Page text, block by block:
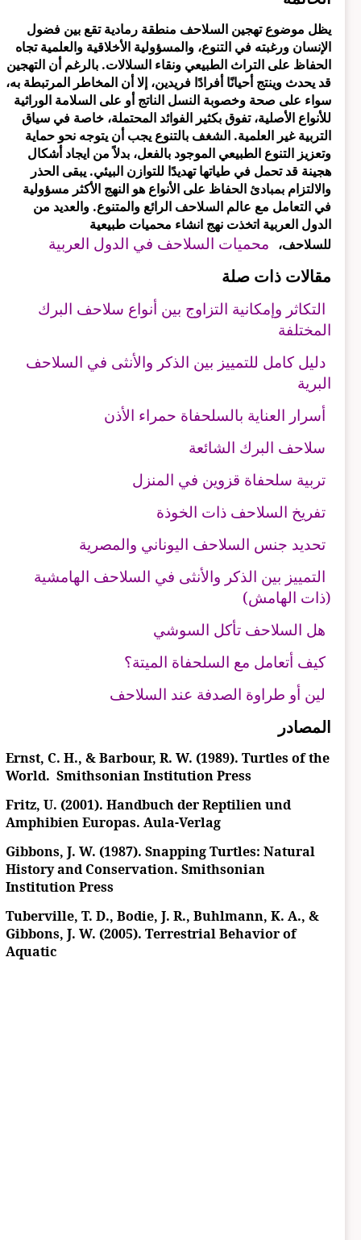
يظل موضوع تهجين السلاحف منطقة رمادية تقع بين فضول
الإنسان ورغبته في التنوع، والمسؤولية الأخلاقية والعلمية تجاه
الحفاظ على التراث الطبيعي ونقاء السلالات. بالرغم أن التهجين
قد يحدث وينتج أحيانًا أفرادًا فريدين، إلا أن المخاطر المرتبطة به،
سواء على صحة وخصوبة النسل الناتج أو على السلامة الوراثية
للأنواع الأصلية، تفوق بكثير الفوائد المحتملة، خاصة في سياق
التربية غير العلمية. الشغف بالتنوع يجب أن يتوجه نحو حماية
وتعزيز التنوع الطبيعي الموجود بالفعل، بدلاً من ايجاد أشكال
هجينة قد تحمل في طياتها تهديدًا للتوازن البيئي. يبقى الحذر
والالتزام بمبادئ الحفاظ على الأنواع هو النهج الأكثر مسؤولية
في التعامل مع عالم السلاحف الرائع والمتنوع. والعديد من
الدول العربية اتخذت نهج انشاء محميات طبيعية
للسلاحف،
محميات السلاحف في الدول العربية
مقالات ذات صلة
التكاثر وإمكانية التزاوج بين أنواع سلاحف البرك
المختلفة
دليل كامل للتمييز بين الذكر والأنثى في السلاحف
البرية
أسرار العناية بالسلحفاة حمراء الأذن
سلاحف البرك الشائعة
تربية سلحفاة قزوين في المنزل
تفريخ السلاحف ذات الخوذة
تحديد جنس السلاحف اليوناني والمصرية
التمييز بين الذكر والأنثى في السلاحف الهامشية
(ذات الهامش)
هل السلاحف تأكل السوشي
كيف أتعامل مع السلحفاة الميتة؟
لين أو طراوة الصدفة عند السلاحف
المصادر
Ernst, C. H., & Barbour, R. W. (1989). Turtles of the
World. Smithsonian Institution Press
Fritz, U. (2001). Handbuch der Reptilien und
Amphibien Europas. Aula-Verlag
Gibbons, J. W. (1987). Snapping Turtles: Natural
History and Conservation. Smithsonian
Institution Press
Tuberville, T. D., Bodie, J. R., Buhlmann, K. A., &
Gibbons, J. W. (2005). Terrestrial Behavior of
Aquatic